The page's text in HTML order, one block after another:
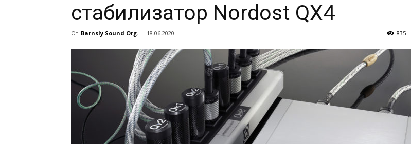
стабилизатор Nordost QX4
От Barnsly Sound Org. - 18.06.2020 835